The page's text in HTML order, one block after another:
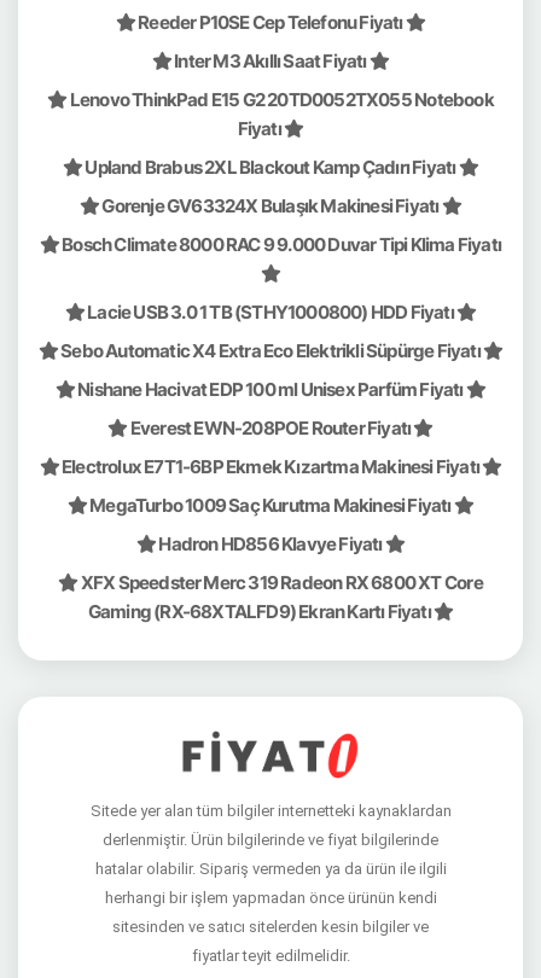
Reeder P10SE Cep Telefonu Fiyatı
Inter M3 Akıllı Saat Fiyatı
Lenovo ThinkPad E15 G2 20TD0052TX055 Notebook
Fiyatı
Upland Brabus 2XL Blackout Kamp Çadırı Fiyatı
Gorenje GV63324X Bulaşık Makinesi Fiyatı
Bosch Climate 8000 RAC 9 9.000 Duvar Tipi Klima Fiyatı
Lacie USB 3.0 1 TB (STHY1000800) HDD Fiyatı
Sebo Automatic X4 Extra Eco Elektrikli Süpürge Fiyatı
Nishane Hacivat EDP 100 ml Unisex Parfüm Fiyatı
Everest EWN-208POE Router Fiyatı
Electrolux E7T1-6BP Ekmek Kızartma Makinesi Fiyatı
MegaTurbo 1009 Saç Kurutma Makinesi Fiyatı
Hadron HD856 Klavye Fiyatı
XFX Speedster Merc 319 Radeon RX 6800 XT Core
Gaming (RX-68XTALFD9) Ekran Kartı Fiyatı
Sitede yer alan tüm bilgiler internetteki kaynaklardan
derlenmiştir. Ürün bilgilerinde ve fiyat bilgilerinde
hatalar olabilir. Sipariş vermeden ya da ürün ile ilgili
herhangi bir işlem yapmadan önce ürünün kendi
sitesinden ve satıcı sitelerden kesin bilgiler ve
fiyatlar teyit edilmelidir.